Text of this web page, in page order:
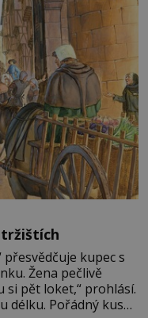
tržištích
kupec s
Žena pečlivě
si pět loket,“ prohlásí.
délku. Pořádný kus